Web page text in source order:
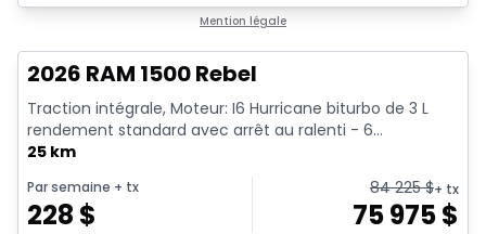
Mention légale
2026 RAM 1500 Rebel
Traction intégrale, Moteur: I6 Hurricane biturbo de 3 L
rendement standard avec arrêt au ralenti - 6...
25 km
Par semaine + tx
228 $
84 225$+ tx
75 975$